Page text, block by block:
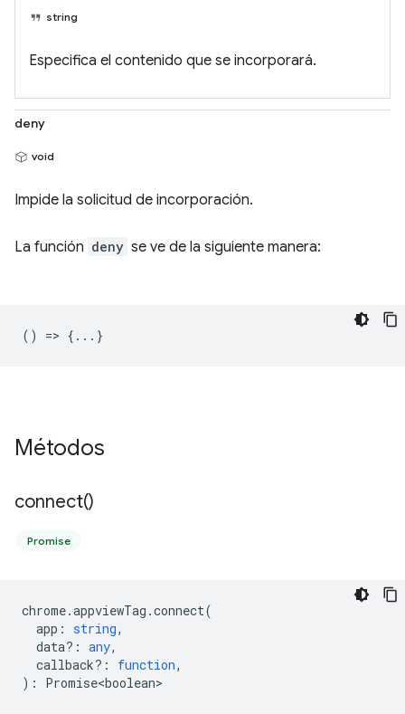
string
Especifica el contenido que se incorporará.
deny
void
Impide la solicitud de incorporación.
La función deny se ve de la siguiente manera:
() => {...}
Métodos
connect()
Promise
chrome.appviewTag .connect(
app : string,
data? : any,
callback? : function,
) : Promise<boolean>